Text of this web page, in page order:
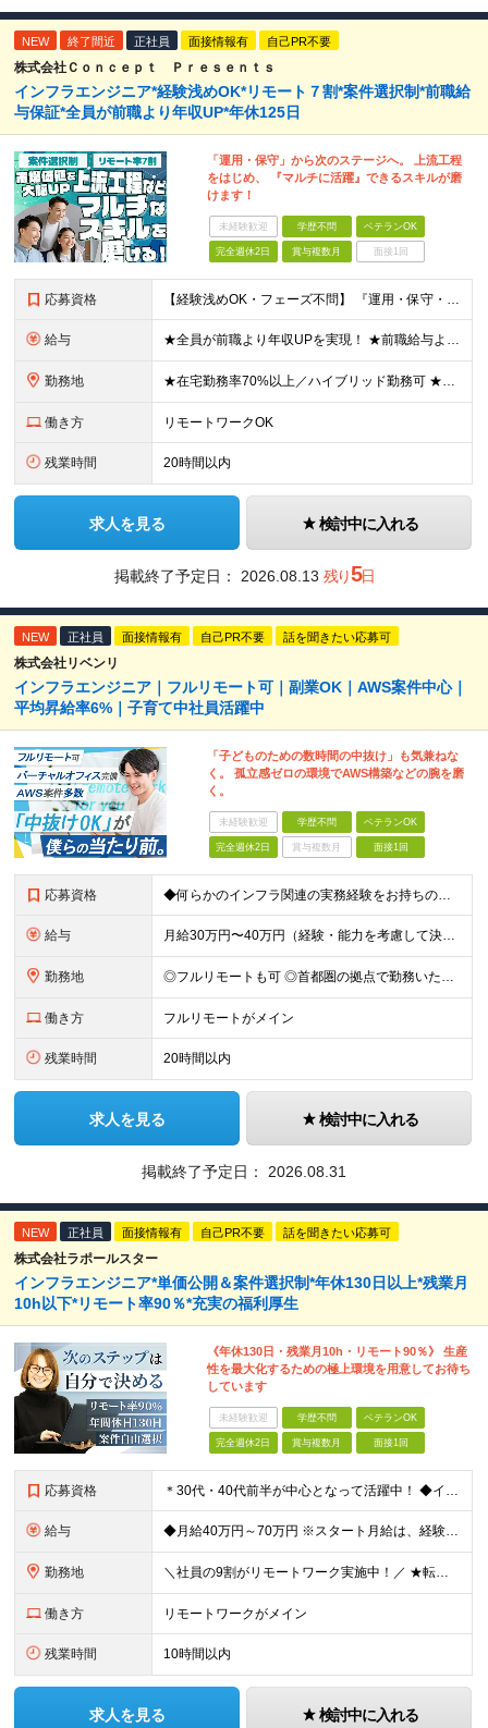
NEW 終了間近 正社員 面接情報有 自己PR不要
株式会社Ｃｏｎｃｅｐｔ Ｐｒｅｓｅｎｔｓ
インフラエンジニア*経験浅めOK*リモート７割*案件選択制*前職給
与保証*全員が前職より年収UP*年休125日
「運用・保守」から次のステージへ。 上流工程
をはじめ、 『マルチに活躍』できるスキルが磨
けます！
未経験歓迎 学歴不問 ベテランOK
完全週休2日 賞与複数月 面接1回
応募資格 【経験浅めOK・フェーズ不問】 『運用・保守・監視の経験しかないが、設計構築へキャリアチェンジしたい！』 『将来が見えないので、マルチなスキルを身につけたい！』 などなど、今のフェーズに悩む『意欲が
給与 ★全員が前職より年収UPを実現！ ★前職給与より120％アップ実績あり ★前職給与を最大限に考慮 ★入社4年目で年収800万円の社員も在籍！ 年俸336万円～880万円（1/12を毎月支給）＋インセ
勤務地 ★在宅勤務率70%以上／ハイブリッド勤務可 ★転勤なし 本社または一都三県のプロジェクト先（東陽町、浜松町などメインは東京23区内）にて勤務いただきます！ 【本社】 東京都荒川区西日暮里5-10-
働き方 リモートワークOK
残業時間 20時間以内
求人を見る 検討中に入れる
掲載終了予定日： 2026.08.13 残り5日
NEW 正社員 面接情報有 自己PR不要 話を聞きたい応募可
株式会社リベンリ
インフラエンジニア｜フルリモート可｜副業OK｜AWS案件中心｜
平均昇給率6%｜子育て中社員活躍中
「子どものための数時間の中抜け」も気兼ねな
く。 孤立感ゼロの環境でAWS構築などの腕を磨
く。
未経験歓迎 学歴不問 ベテランOK
完全週休2日 賞与複数月 面接1回
応募資格 ◆何らかのインフラ関連の実務経験をお持ちの方 ◆学歴不問 ＜特に歓迎する方＞ ◆Linuxサーバーの構築・運用経験（3年以上） ◆パブリッククラウド（AWS / Azure / GCPいずれか）を用
給与 月給30万円〜40万円（経験・能力を考慮して決定） ※固定残業代20時間分（4.0〜5.5万円）含む／超過分は全額支給 ※経験・スキルを考慮のうえ決定いたします ※6ヶ月の試用期間あり。期間中の待遇に
勤務地 ◎フルリモートも可 ◎首都圏の拠点で勤務いただくことを想定しております ■本社（湘南本社） 神奈川県藤沢市辻堂神台2-2-1 アイクロス湘南8階 └JR東海道線「辻堂駅」徒歩3分 ■東北支社 秋田
働き方 フルリモートがメイン
残業時間 20時間以内
求人を見る 検討中に入れる
掲載終了予定日： 2026.08.31
NEW 正社員 面接情報有 自己PR不要 話を聞きたい応募可
株式会社ラポールスター
インフラエンジニア*単価公開＆案件選択制*年休130日以上*残業月
10h以下*リモート率90％*充実の福利厚生
《年休130日・残業月10h・リモート90％》 生産
性を最大化するための極上環境を用意してお待ち
しています
未経験歓迎 学歴不問 ベテランOK
完全週休2日 賞与複数月 面接1回
応募資格 ＊30代・40代前半が中心となって活躍中！ ◆インフラ（サーバー・ネットワーク・クラウド等）の設計、構築、テストいずれかの実務経験3年以上 ◆学歴不問 ★求める人物像： ◎他責ではなく、自身のキャ
給与 ◆月給40万円～70万円 ※スタート月給は、経験・能力・前職の給与等を考慮の上で決定いたします。 ※上記金額には残業の有無に関わらず、 月30時間分の固定残業代（7万6,000円～13万3,000円
勤務地 ＼社員の9割がリモートワーク実施中！／ ★転勤ナシ！ ★UIターン歓迎！ 関東、関西、東海、九州・中国エリアの各プロジェクト先から希望を優先して決定。 ※リモート案件も多数あり！ ◆関東エリア
働き方 リモートワークがメイン
残業時間 10時間以内
求人を見る 検討中に入れる